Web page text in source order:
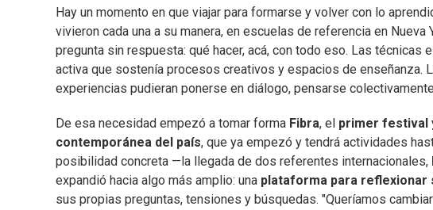
Hay un momento en que viajar para formarse y volver con lo
vivieron cada una a su manera, en escuelas de referencia en Nueva
pregunta sin respuesta: qué hacer, acá, con todo eso. Las técnicas
activa que sostenía procesos creativos y espacios de enseñanza.
experiencias pudieran ponerse en diálogo, pensarse
De esa necesidad empezó a tomar forma Fibra, el primer festival
contemporánea del país, que ya empezó y tendrá actividades
posibilidad concreta —la llegada de dos referentes internacionales,
expandió hacia algo más amplio: una plataforma para reflexionar
sus propias preguntas, tensiones y búsquedas. "Queríamos